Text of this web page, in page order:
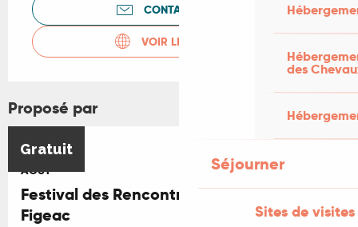
des
Séjourner
Sites de visites
CONTACTEZ-NOUS
VOIR LES SITES WEB
Proposé par
Gratuit
6
AOÛT
Festival des Rencontres Musicales de
Figeac